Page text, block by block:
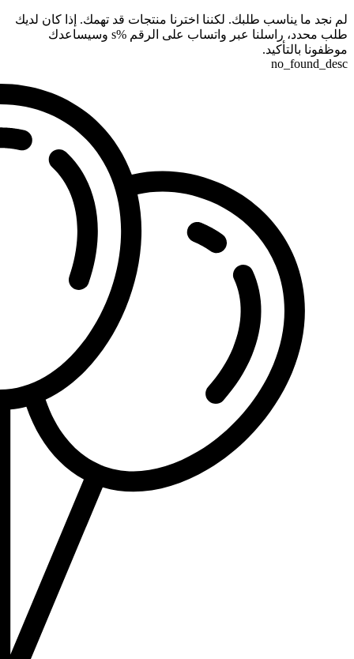
لم نجد ما يناسب طلبك. لكننا اخترنا منتجات قد تهمك. إذا كان لديك
طلب محدد، راسلنا عبر واتساب على الرقم %s وسيساعدك
موظفونا بالتأكيد.
no_found_desc